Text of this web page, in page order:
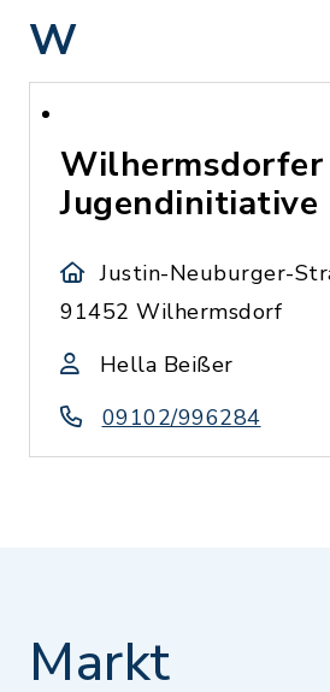
W
Wilhermsdorfer
Jugendinitiative
Justin-Neuburger-
91452 Wilhermsdorf
Hella Beißer
09102/996284
Markt